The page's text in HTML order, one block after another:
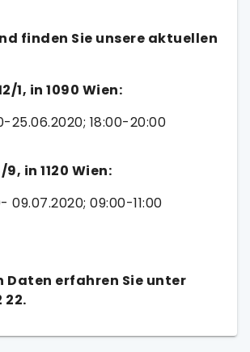
finden Sie unsere aktuellen
1, in 1090 Wien:
25.06.2020; 18:00-20:00
in 1120 Wien:
09.07.2020; 09:00-11:00
Daten erfahren Sie unter
22.